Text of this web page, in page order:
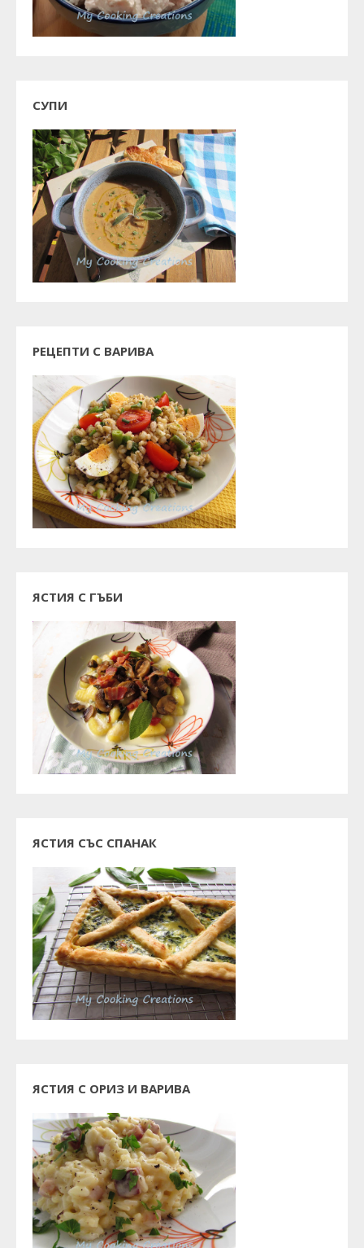
СУПИ
РЕЦЕПТИ С ВАРИВА
ЯСТИЯ С ГЪБИ
ЯСТИЯ СЪС СПАНАК
ЯСТИЯ С ОРИЗ И ВАРИВА